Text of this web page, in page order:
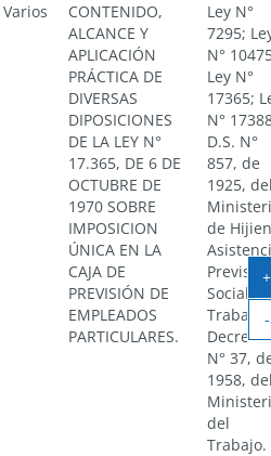
Varios
CONTENIDO,
ALCANCE Y
APLICACIÓN
PRÁCTICA DE
DIVERSAS
DIPOSICIONES
DE LA LEY N°
17.365, DE 6 DE
OCTUBRE DE
1970 SOBRE
IMPOSICION
ÚNICA EN LA
CAJA DE
PREVISIÓN DE
EMPLEADOS
PARTICULARES.
Ley N°
7295;
N°
Ley N°
17365;
N°
D.S. N°
857, de
1925,
de
Social y
Trabajo;
Decreto
N° 37,
1958,
del
Trabajo.